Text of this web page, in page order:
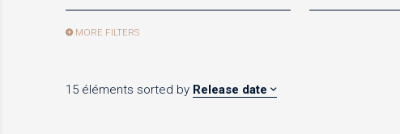
MORE FILTERS
15 éléments sorted by Release date